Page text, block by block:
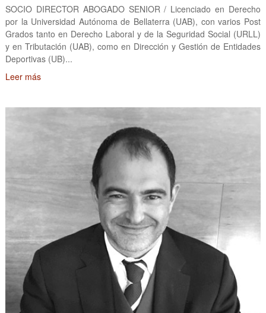
SOCIO DIRECTOR ABOGADO SENIOR / Licenciado en Derecho
por la Universidad Autónoma de Bellaterra (UAB), con varios Post
Grados tanto en Derecho Laboral y de la Seguridad Social (URLL)
y en Tributación (UAB), como en Dirección y Gestión de Entidades
Deportivas (UB)...
Leer más